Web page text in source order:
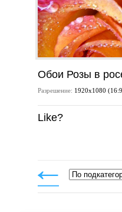
Обои Розы в
Разрешение: 1920х1080
Like?